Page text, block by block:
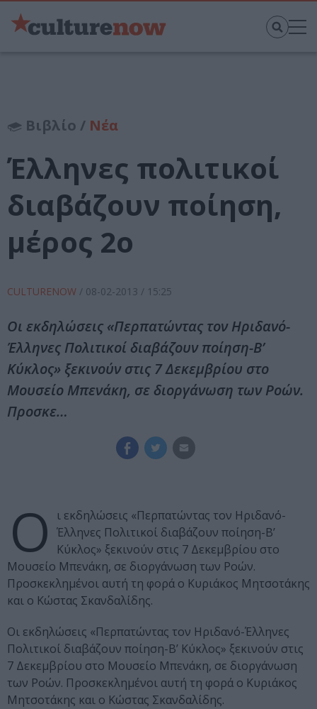
Βιβλίο / Νέα
Έλληνες πολιτικοί
διαβάζουν ποίηση,
μέρος 2ο
CULTURENOW / 08-02-2013 / 15:25
Οι εκδηλώσεις «Περπατώντας τον Ηριδανό-
Έλληνες Πολιτικοί διαβάζουν ποίηση-Β’
Κύκλος» ξεκινούν στις 7 Δεκεμβρίου στο
Μουσείο Μπενάκη, σε διοργάνωση των Ροών.
Προσκε…
Ο
ι εκδηλώσεις «Περπατώντας τον Ηριδανό-
Έλληνες Πολιτικοί διαβάζουν ποίηση-Β’
Κύκλος» ξεκινούν στις 7 Δεκεμβρίου στο
Μουσείο Μπενάκη, σε διοργάνωση των Ροών.
Προσκεκλημένοι αυτή τη φορά ο Κυριάκος Μητσοτάκης
και ο Κώστας Σκανδαλίδης.
Οι εκδηλώσεις «Περπατώντας τον Ηριδανό-Έλληνες
Πολιτικοί διαβάζουν ποίηση-Β’ Κύκλος» ξεκινούν στις
7 Δεκεμβρίου στο Μουσείο Μπενάκη, σε διοργάνωση
των Ροών. Προσκεκλημένοι αυτή τη φορά ο Κυριάκος
Μητσοτάκης και ο Κώστας Σκανδαλίδης.